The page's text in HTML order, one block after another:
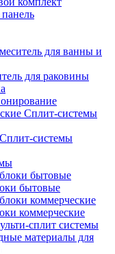
для ванны и
для раковины
Сплит-системы
Сплит-системы
бытовые
коммерческие
сплит системы